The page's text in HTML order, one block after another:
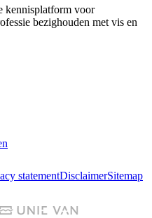
kennisplatform voor
bezighouden met vis en
statementDisclaimerSitemap